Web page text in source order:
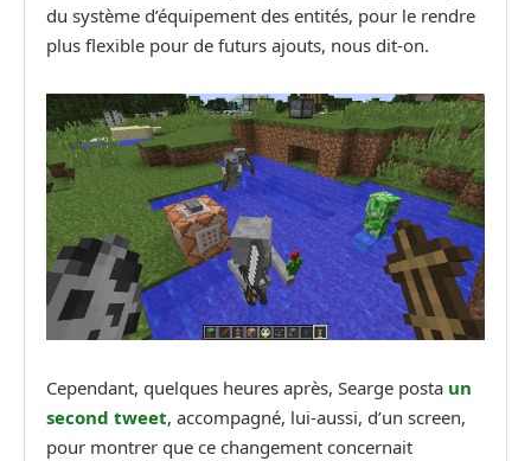
du système d’équipement des entités, pour le rendre
plus flexible pour de futurs ajouts, nous dit-on.
Cependant, quelques heures après, Searge posta un
second tweet, accompagné, lui-aussi, d’un screen,
pour montrer que ce changement concernait